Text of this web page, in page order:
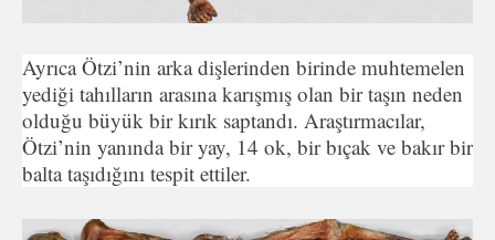
Ayrıca Ötzi’nin arka dişlerinden birinde muhtemelen
yediği tahılların arasına karışmış olan bir taşın neden
olduğu büyük bir kırık saptandı. Araştırmacılar,
Ötzi’nin yanında bir yay, 14 ok, bir bıçak ve bakır bir
balta taşıdığını tespit ettiler.